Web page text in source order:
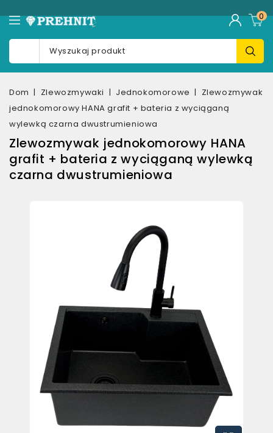
0
Dom Zlewozmywaki Jednokomorowe
Zlewozmywak
jednokomorowy HANA grafit + bateria z wyciąganą
wylewką czarna dwustrumieniowa
Zlewozmywak jednokomorowy HANA
grafit + bateria z wyciąganą wylewką
czarna dwustrumieniowa